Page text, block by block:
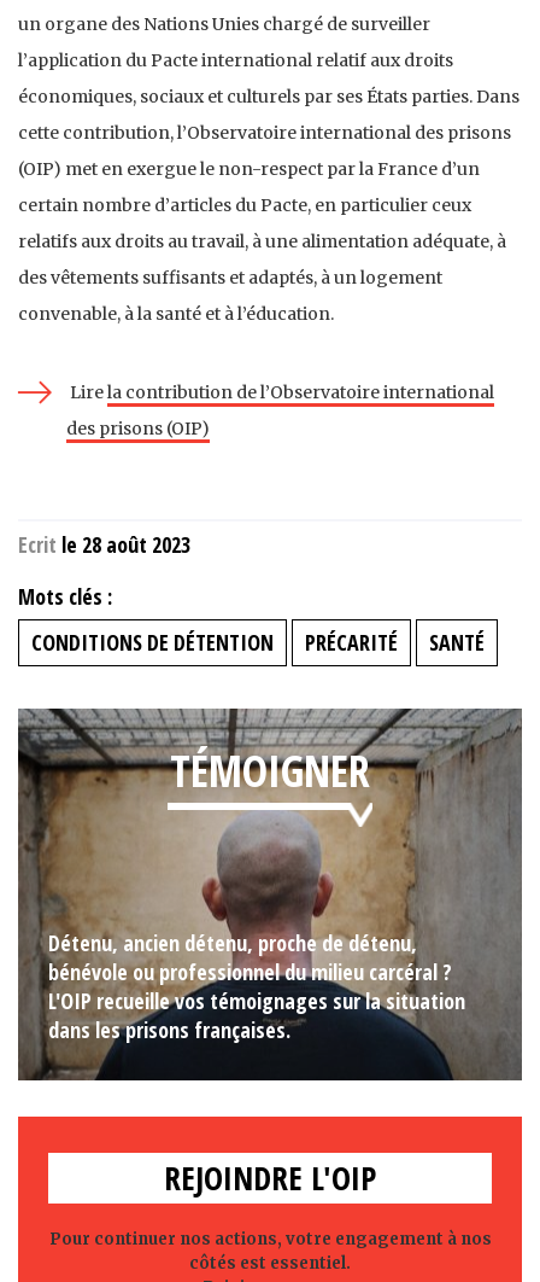
un organe des Nations Unies chargé de surveiller
l’application du Pacte international relatif aux droits
économiques, sociaux et culturels par ses États parties. Dans
cette contribution, l’Observatoire international des prisons
(OIP) met en exergue le non-respect par la France d’un
certain nombre d’articles du Pacte, en particulier ceux
relatifs aux droits au travail, à une alimentation adéquate, à
des vêtements suffisants et adaptés, à un logement
convenable, à la santé et à l’éducation.
Lirela contribution de l’Observatoire international
des prisons (OIP)
Ecrit le 28 août 2023
Mots clés :
CONDITIONS DE DÉTENTION
PRÉCARITÉ SANTÉ
TÉMOIGNER
Détenu, ancien détenu, proche de détenu,
bénévole ou professionnel du milieu carcéral ?
L'OIP recueille vos témoignages sur la situation
dans les prisons françaises.
REJOINDRE L'OIP
Pour continuer nos actions, votre engagement à nos
côtés est essentiel.